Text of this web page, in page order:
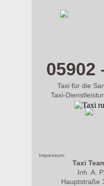
Impressum:
Taxi
Inh. A.
Hauptstraße
05902
Taxi für die
Taxi-